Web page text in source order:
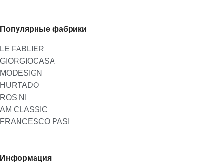
Популярные фабрики
LE FABLIER
GIORGIOCASA
MODESIGN
HURTADO
ROSINI
AM CLASSIC
FRANCESCO PASI
Информация